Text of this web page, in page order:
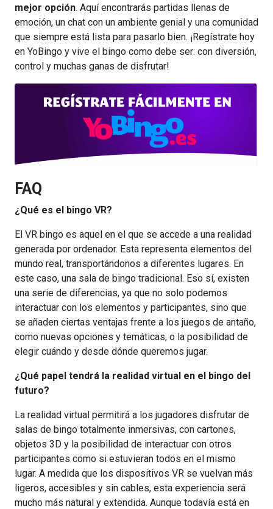
mejor opción. Aquí encontrarás partidas llenas de
emoción, un chat con un ambiente genial y una comunidad
que siempre está lista para pasarlo bien. ¡Regístrate hoy
en YoBingo y vive el bingo como debe ser: con diversión,
control y muchas ganas de disfrutar!
FAQ
¿Qué es el bingo VR?
El VR bingo es aquel en el que se accede a una realidad
generada por ordenador. Esta representa elementos del
mundo real, transportándonos a diferentes lugares. En
este caso, una sala de bingo tradicional. Eso sí, existen
una serie de diferencias, ya que no solo podemos
interactuar con los elementos y participantes, sino que
se añaden ciertas ventajas frente a los juegos de antaño,
como nuevas opciones y temáticas, o la posibilidad de
elegir cuándo y desde dónde queremos jugar.
¿Qué papel tendrá la realidad virtual en el bingo del
futuro?
La realidad virtual permitirá a los jugadores disfrutar de
salas de bingo totalmente inmersivas, con cartones,
objetos 3D y la posibilidad de interactuar con otros
participantes como si estuvieran todos en el mismo
lugar. A medida que los dispositivos VR se vuelvan más
ligeros, accesibles y sin cables, esta experiencia será
mucho más natural y extendida. Aunque todavía está en